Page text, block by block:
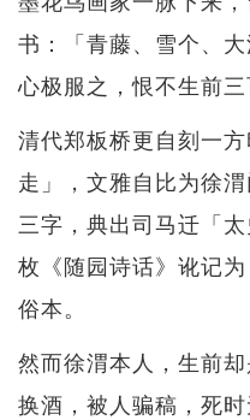
书：「青藤、雪个、
心极服之，恨不生前
清代郑板桥更自刻一
走」，文雅自比为徐
三字，典出司马迁「
枚《随园诗话》讹记
俗本。
然而徐渭本人，生前
换酒，被人骗稿，死